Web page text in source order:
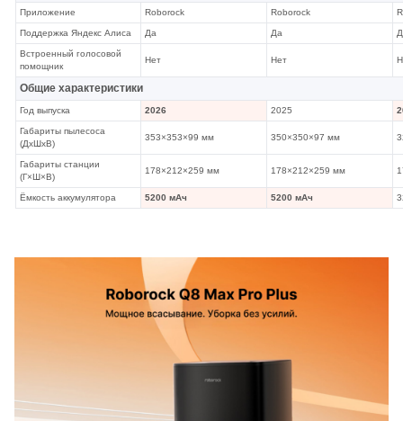
Приложение Roborock Roborock
Поддержка Яндекс Алиса Да Да
Встроенный голосовой
помощник
Нет Нет
Общие характеристики
Год выпуска 2026 2025
Габариты пылесоса
(ДхШхВ)
353×353×99 мм 350×350×97 мм
Габариты станции
(Г×Ш×В)
178×212×259 мм 178×212×259 мм
Ёмкость аккумулятора 5200 мАч 5200 мАч